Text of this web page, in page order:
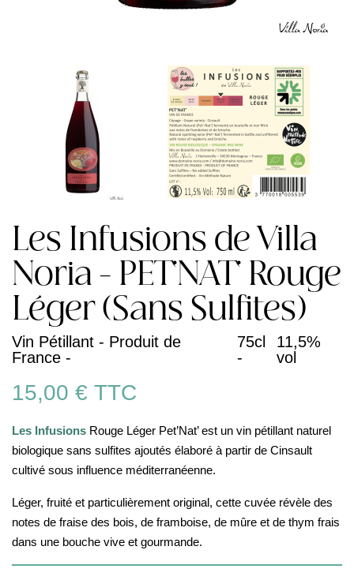
Les Infusions de Villa
Noria - PET'NAT' Rouge
Léger (Sans Sulfites)
Vin Pétillant - Produit de
France -
75cl
-
11,5%
vol
15,00 € TTC
Les Infusions Rouge Léger Pet’Nat’ est un vin pétillant naturel
biologique sans sulfites ajoutés élaboré à partir de Cinsault
cultivé sous influence méditerranéenne.
Léger, fruité et particulièrement original, cette cuvée révèle des
notes de fraise des bois, de framboise, de mûre et de thym frais
dans une bouche vive et gourmande.